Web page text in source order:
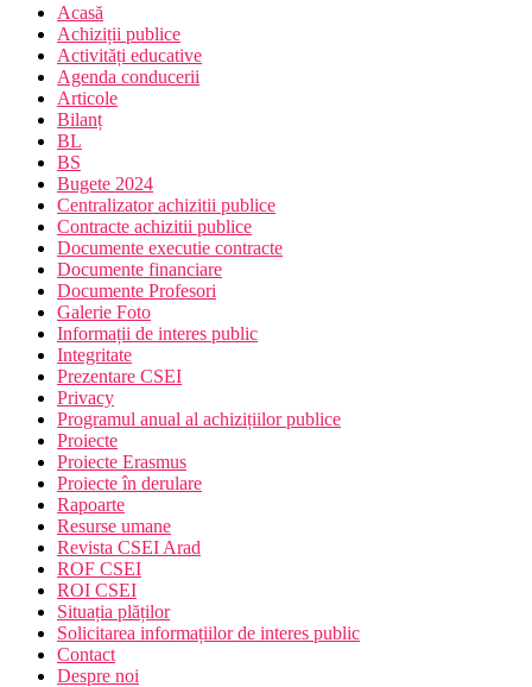
Acasă
Achiziții publice
Activități educative
Agenda conducerii
Articole
Bilanț
BL
BS
Bugete 2024
Centralizator achizitii publice
Contracte achizitii publice
Documente executie contracte
Documente financiare
Documente Profesori
Galerie Foto
Informații de interes public
Integritate
Prezentare CSEI
Privacy
Programul anual al achizițiilor publice
Proiecte
Proiecte Erasmus
Proiecte în derulare
Rapoarte
Resurse umane
Revista CSEI Arad
ROF CSEI
ROI CSEI
Situația plăților
Solicitarea informațiilor de interes public
Contact
Despre noi